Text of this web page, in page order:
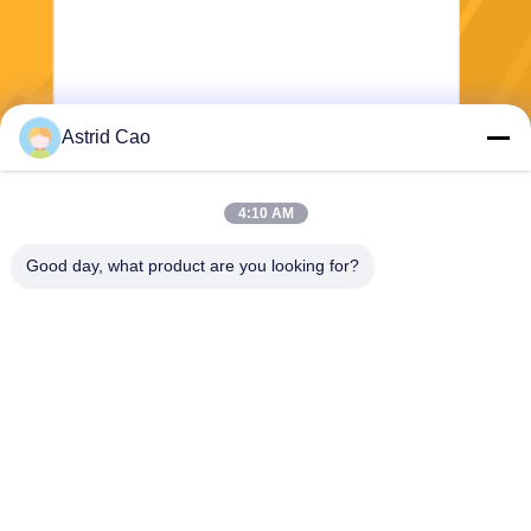
Astrid Cao
4:10 AM
Good day, what product are you looking for?